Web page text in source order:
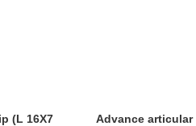
(L 16X7
Advance articular